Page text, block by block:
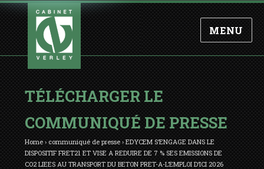
MENU
TÉLÉCHARGER LE
COMMUNIQUÉ DE PRESSE
Home › communiqué de presse › EDYCEM S’ENGAGE DANS LE
DISPOSITIF FRET21 ET VISE A REDUIRE DE 7 % SES EMISSIONS DE
CO2 LIEES AU TRANSPORT DU BETON PRET-A-L’EMPLOI D’ICI 2026